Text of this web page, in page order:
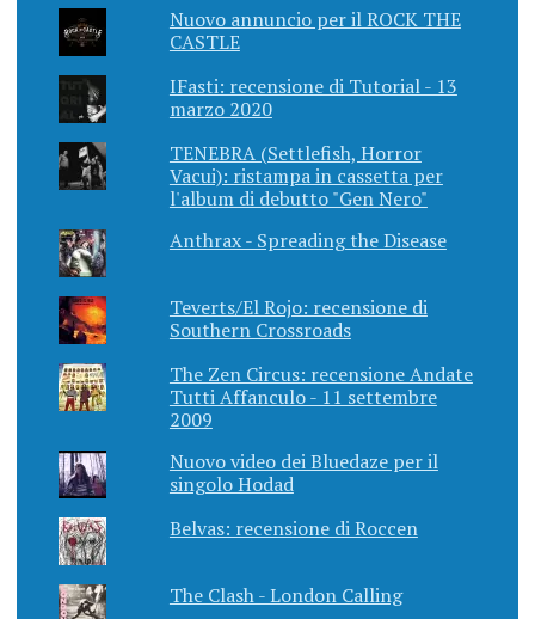
Nuovo annuncio per il ROCK THE
CASTLE
IFasti: recensione di Tutorial - 13
marzo 2020
TENEBRA (Settlefish, Horror
Vacui): ristampa in cassetta per
l'album di debutto "Gen Nero"
Anthrax - Spreading the Disease
Teverts/El Rojo: recensione di
Southern Crossroads
The Zen Circus: recensione Andate
Tutti Affanculo - 11 settembre
2009
Nuovo video dei Bluedaze per il
singolo Hodad
Belvas: recensione di Roccen
The Clash - London Calling